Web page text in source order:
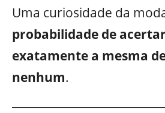
Uma curiosidade da
probabilidade de
exatamente a mesma
nenhum.